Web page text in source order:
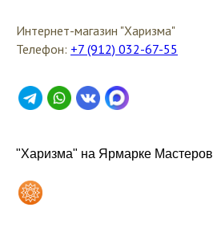
Интернет-магазин "Харизма"
Телефон: +7 (912) 032-67-55
"Харизма" на Ярмарке Мастеров